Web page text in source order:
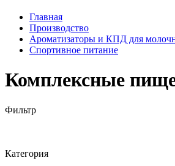
Главная
Производство
Ароматизаторы и КПД для
Спортивное питание
Комплексные
Фильтр
Категория